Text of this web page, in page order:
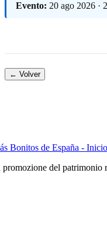
Evento: 20 ago 2026 ·
← Volver
Bonitos de España - Inicio
del patrimonio